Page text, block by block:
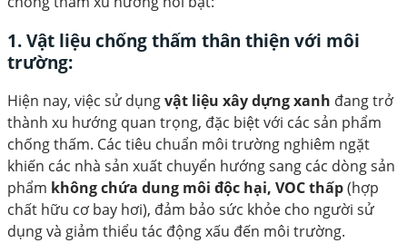
1. Vật liệu chống thấm thân thiện với môi
trường:
Hiện nay, việc sử dụngvật liệu xây dựng xanh đang trở
thành xu hướng quan trọng, đặc biệt với các sản phẩm
chống thấm. Các tiêu chuẩn môi trường nghiêm ngặt
khiến các nhà sản xuất chuyển hướng sang các dòng sản
phẩm không chứa dung môi độc hại, VOC thấp(hợp
chất hữu cơ bay hơi), đảm bảo sức khỏe cho người sử
dụng và giảm thiểu tác động xấu đến môi trường.